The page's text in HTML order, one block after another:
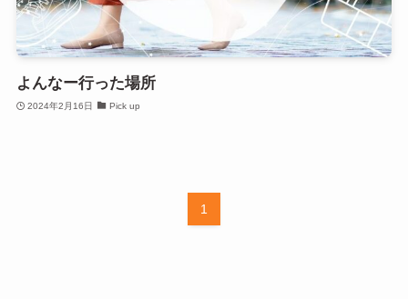
よんなー行った場所
2024年2月16日 Pick up
1